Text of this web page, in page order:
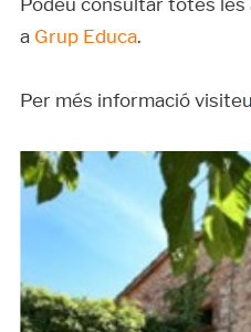
a Grup Educa.
Per més informació visiteu